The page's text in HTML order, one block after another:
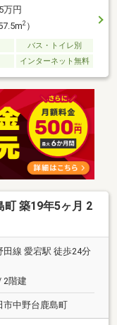
5万円
2）
バス・トイレ別
インターネット無料
町 築19年5ヶ月 2
田線 愛宕駅 徒歩24分
2階建
市中野台鹿島町